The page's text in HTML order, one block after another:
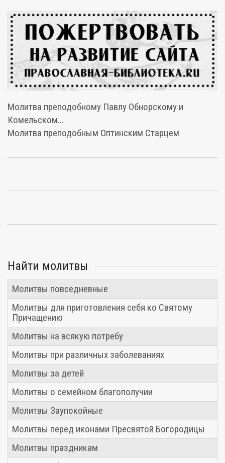
Молитва преподобному Павлу Обнорскому и
Комельском...
Молитва преподобным Оптинским Старцем
Найти молитвы
Молитвы повседневные
Молитвы для приготовления себя ко Святому
Причащению
Молитвы на всякую потребу
Молитвы при различных заболеваниях
Молитвы за детей
Молитвы о семейном благополучии
Молитвы Заупокойные
Молитвы перед иконами Пресвятой Богородицы
Молитвы праздникам